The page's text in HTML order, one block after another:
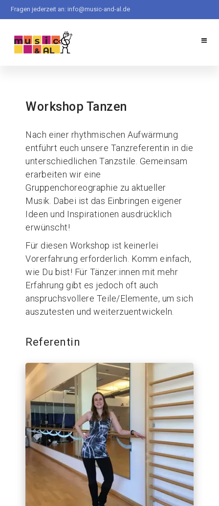
Direkt
zum
Fragen jederzeit an:info@music-and-al.de
Workshop Tanzen
Nach einer rhythmischen Aufwärmung
entführt euch unsere Tanzreferentin in die
unterschiedlichen Tanzstile. Gemeinsam
erarbeiten wir eine
Gruppenchoreographie zu aktueller
Musik. Dabei ist das Einbringen eigener
Ideen und Inspirationen ausdrücklich
erwünscht!
Für diesen Workshop ist keinerlei
Vorerfahrung erforderlich. Komm einfach,
wie Du bist! Für Tänzer:innen mit mehr
Erfahrung gibt es jedoch oft auch
anspruchsvollere Teile/Elemente, um sich
auszutesten und weiterzuentwickeln.
Referentin